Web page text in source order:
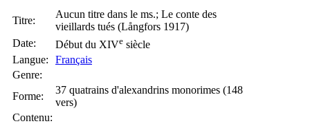
Titre:
Aucun titre dans le ms.; Le conte des
vieillards tués (Långfors 1917)
Date:
Début du XIVe siècle
Langue:
Français
Genre:
Forme:
37 quatrains d'alexandrins monorimes (148
vers)
Contenu: